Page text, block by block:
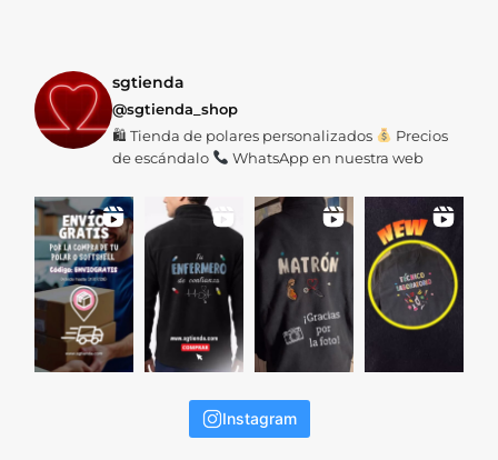
producto
sgtienda
@sgtienda_shop
🛍 Tienda de polares personalizados
Precios
de escándalo
WhatsApp en nuestra web
Instagram